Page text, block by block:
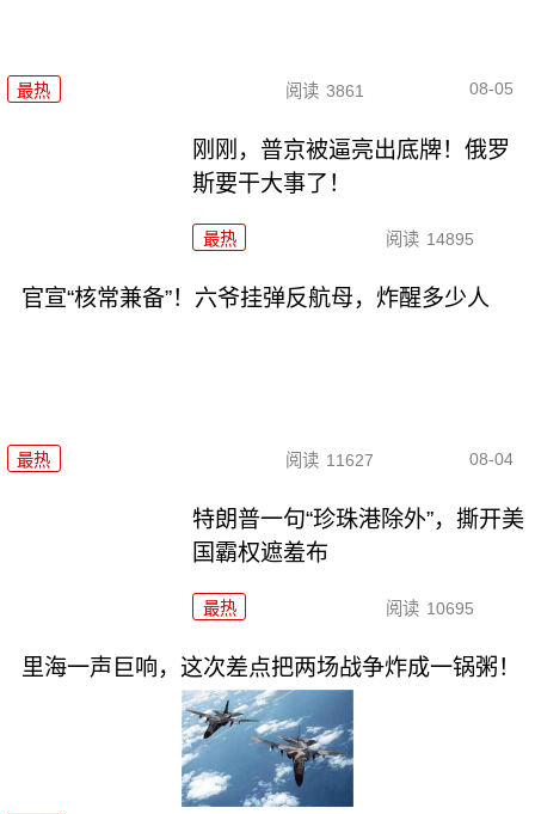
最热 阅读 3861 08-05
刚刚，普京被逼亮出底牌！俄罗
斯要干大事了！
最热 阅读 14895
官宣“核常兼备”！六爷挂弹反航母，炸醒多少人
最热 阅读 11627 08-04
特朗普一句“珍珠港除外”，撕开美
国霸权遮羞布
最热 阅读 10695
里海一声巨响，这次差点把两场战争炸成一锅粥！